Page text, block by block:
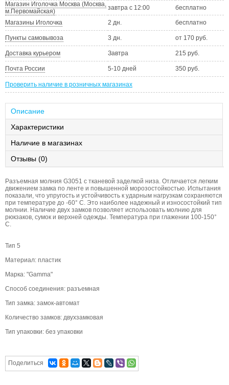
Магазин Иголочка Москва (Москва,
м.Первомайская)
завтра с 12:00 бесплатно
Магазины Иголочка 2 дн. бесплатно
Пункты самовывоза 3 дн. от 170 руб.
Доставка курьером Завтра 215 руб.
Почта России 5-10 дней 350 руб.
Проверить наличие в розничных магазинах
Описание
Характеристики
Наличие в магазинах
Отзывы (0)
Разъемная молния G3051 с тканевой заделкой низа. Отличается легким
движением замка по ленте и повышенной морозостойкостью. Испытания
показали, что упругость и устойчивость к ударным нагрузкам сохраняются
при температуре до -60° С. Это наиболее надежный и износостойкий тип
молнии. Наличие двух замков позволяет использовать молнию для
рюкзаков, сумок и верхней одежды. Температура при глажении 100-150°
С.
Тип 5
Материал: пластик
Марка: "Gamma"
Способ соединения: разъемная
Тип замка: замок-автомат
Количество замков: двухзамковая
Тип упаковки: без упаковки
Поделиться